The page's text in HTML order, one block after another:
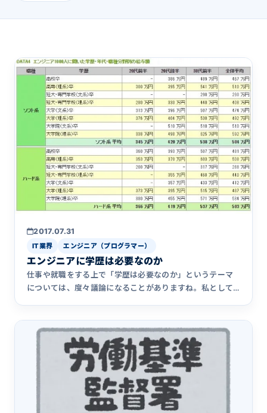
2017.07.31
IT業界 エンジニア（プログラマー）
エンジニアに学歴は必要なのか
仕事や就職をする上で「学歴は必要なのか」というテーマ
については、度々議論になることがありますね。私として